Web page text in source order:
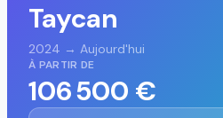
Taycan
2024 → Aujourd'hui
À PARTIR DE
106 500 €